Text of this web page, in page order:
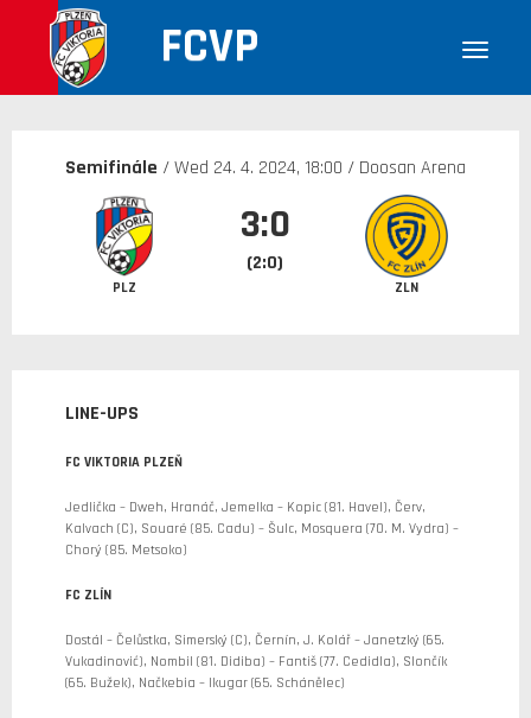
FCVP
Semifinále / Wed 24. 4. 2024, 18:00 / Doosan Arena
PLZ
3:0
(2:0)
ZLN
LINE-UPS
FC VIKTORIA PLZEŇ
Jedlička – Dweh, Hranáč, Jemelka – Kopic (81. Havel), Červ,
Kalvach (C), Souaré (85. Cadu) – Šulc, Mosquera (70. M. Vydra) –
Chorý (85. Metsoko)
FC ZLÍN
Dostál – Čelůstka, Simerský (C), Černín, J. Kolář – Janetzký (65.
Vukadinović), Nombil (81. Didiba) – Fantiš (77. Cedidla), Slončík
(65. Bužek), Načkebia – Ikugar (65. Schánělec)